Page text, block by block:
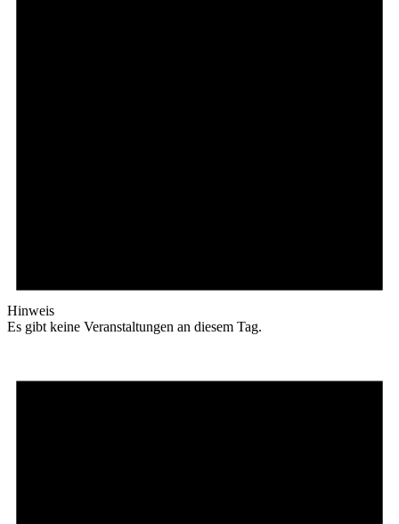
Hinweis
Es gibt keine Veranstaltungen an diesem Tag.